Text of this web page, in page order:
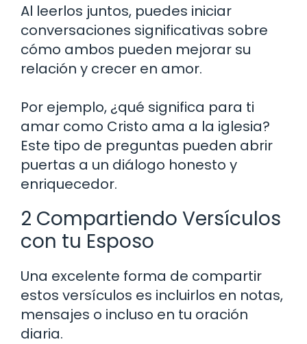
Al leerlos juntos, puedes iniciar
conversaciones significativas sobre
cómo ambos pueden mejorar su
relación y crecer en amor.
Por ejemplo, ¿qué significa para ti
amar como Cristo ama a la iglesia?
Este tipo de preguntas pueden abrir
puertas a un diálogo honesto y
enriquecedor.
2 Compartiendo Versículos
con tu Esposo
Una excelente forma de compartir
estos versículos es incluirlos en notas,
mensajes o incluso en tu oración
diaria.